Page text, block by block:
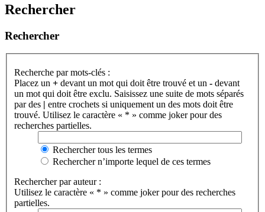
Rechercher
Rechercher
Recherche par mots-clés :
Placez un + devant un mot qui doit être trouvé et un - devant
un mot qui doit être exclu. Saisissez une suite de mots séparés
par des | entre crochets si uniquement un des mots doit être
trouvé. Utilisez le caractère « * » comme joker pour des
recherches partielles.
Rechercher tous les termes
Rechercher n’importe lequel de ces termes
Rechercher par auteur :
Utilisez le caractère « * » comme joker pour des recherches
partielles.